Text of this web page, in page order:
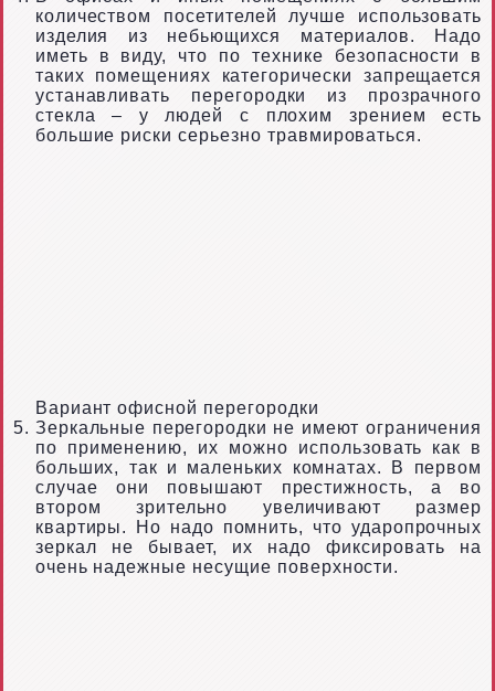
количеством посетителей лучше использовать
изделия из небьющихся материалов. Надо
иметь в виду, что по технике безопасности в
таких помещениях категорически запрещается
устанавливать перегородки из прозрачного
стекла – у людей с плохим зрением есть
большие риски серьезно травмироваться.
Вариант офисной перегородки
Зеркальные перегородки не имеют ограничения
по применению, их можно использовать как в
больших, так и маленьких комнатах. В первом
случае они повышают престижность, а во
втором зрительно увеличивают размер
квартиры. Но надо помнить, что ударопрочных
зеркал не бывает, их надо фиксировать на
очень надежные несущие поверхности.